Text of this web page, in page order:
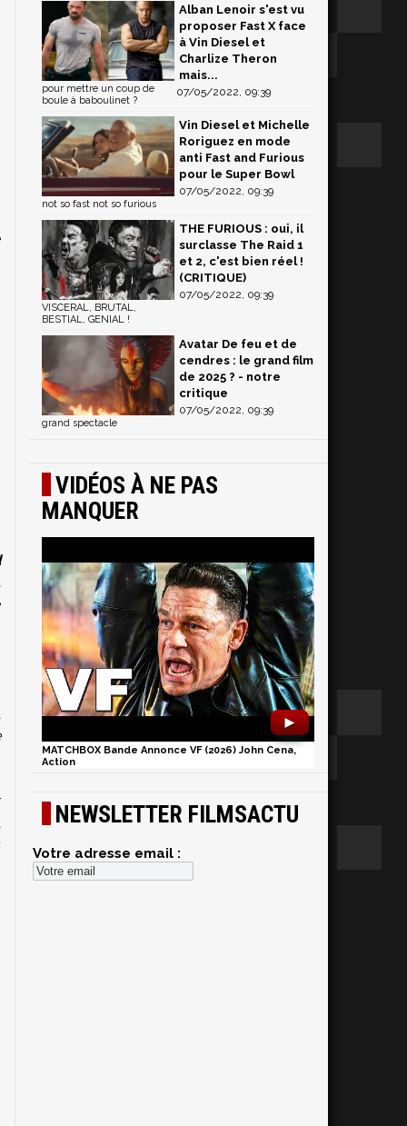
Alban Lenoir s'est vu
proposer Fast X face
à Vin Diesel et
Charlize Theron
mais...
07/05/2022, 09:39
pour mettre un coup de
boule à baboulinet ?
Vin Diesel et Michelle
Roriguez en mode
anti Fast and Furious
pour le Super Bowl
07/05/2022, 09:39
not so fast not so furious
THE FURIOUS : oui, il
surclasse The Raid 1
et 2, c'est bien réel !
(CRITIQUE)
07/05/2022, 09:39
VISCERAL, BRUTAL,
BESTIAL, GENIAL !
Avatar De feu et de
cendres : le grand film
de 2025 ? - notre
critique
07/05/2022, 09:39
grand spectacle
VIDÉOS À NE PAS
MANQUER
►
MATCHBOX Bande Annonce VF (2026) John Cena,
Action
NEWSLETTER FILMSACTU
Votre adresse email :